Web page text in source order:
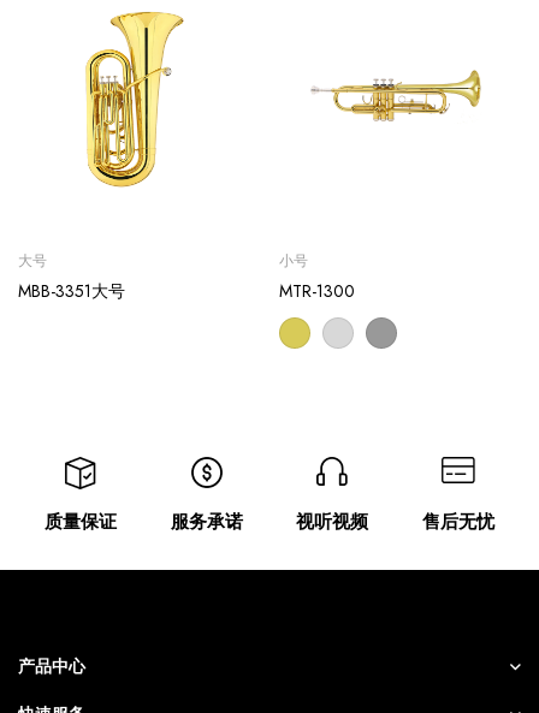
大号
MBB-3351大号
小号
MTR-1300
质量保证 服务承诺 视听视频 售后无忧
产品中心